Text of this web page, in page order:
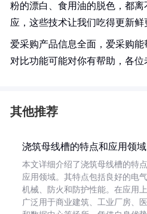
粉的漂白、食用油的脱色，都离
应，这些技术让我们吃得更新鲜
爱采购产品信息全面，爱采购
对比功能可能对你有帮助，各位
其他推荐
浇筑母线槽的特点和应用领域
本文详细介绍了浇筑母线槽的特
应用领域。其特点包括良好的电气
机械、防火和防护性能。在应用上
广泛用于商业建筑、工业厂房、